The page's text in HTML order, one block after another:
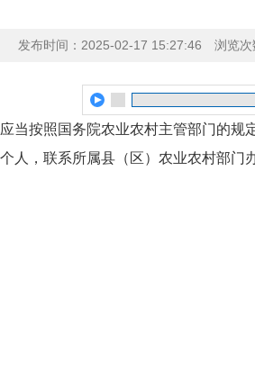
发布时间：2025-02-17 15:27:46 浏览次
当按照国务院农业农村主管部门的
人，联系所属县（区）农业农村部门